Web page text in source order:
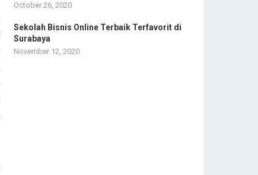
October 26, 2020
Sekolah Bisnis Online Terbaik Terfavorit di
Surabaya
November 12, 2020